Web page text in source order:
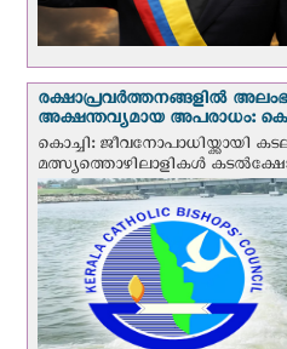
രക്ഷാപ്രവര്‍ത്തനങ്ങളില്‍
അക്ഷന്തവ്യമായ അപരാധം:
കൊച്ചി: ജീവനോപാധിയ്ക്കായി
മത്സ്യത്തൊഴിലാളികള്‍